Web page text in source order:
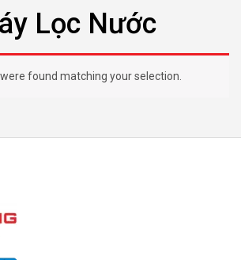
Lọc Nước
found matching your selection.